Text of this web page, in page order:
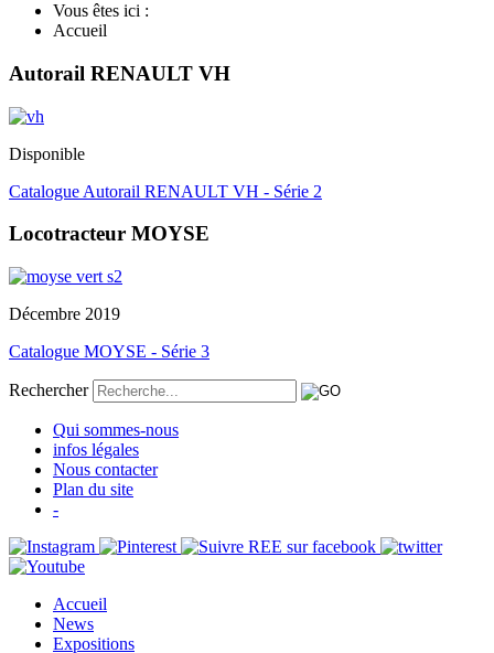
Vous êtes ici :
Accueil
Autorail RENAULT VH
Disponible
Catalogue Autorail RENAULT VH - Série 2
Locotracteur MOYSE
Décembre 2019
Catalogue MOYSE - Série 3
Rechercher
Qui sommes-nous
infos légales
Nous contacter
Plan du site
-
Accueil
News
Expositions